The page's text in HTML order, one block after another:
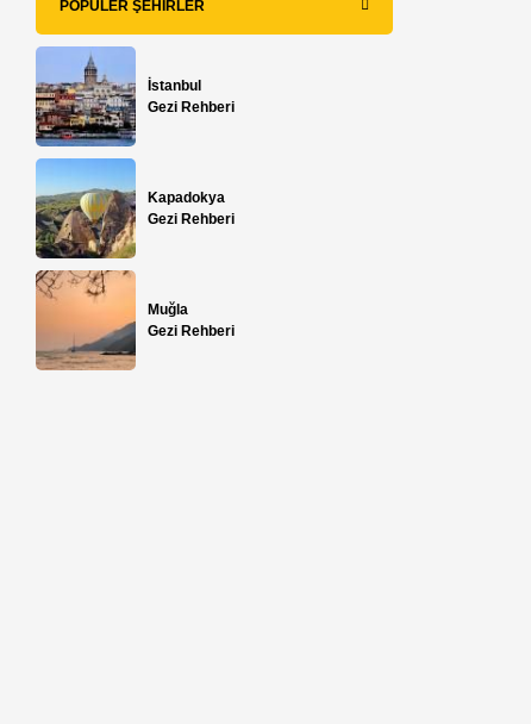
POPÜLER ŞEHIRLER
İstanbul
Gezi Rehberi
Kapadokya
Gezi Rehberi
Muğla
Gezi Rehberi